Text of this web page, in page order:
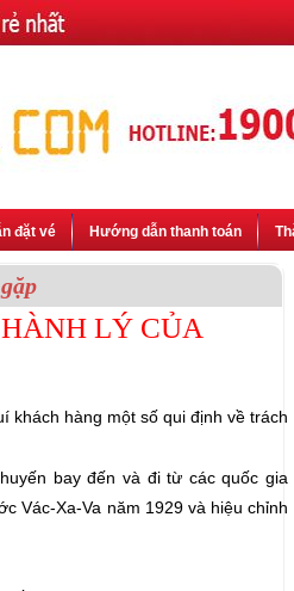
đặt vé Hướng dẫn thanh toán
LÝ CỦA
khách hàng một số qui định về trách
bay đến và đi từ các quốc gia
Vác-Xa-Va năm 1929 và hiệu chỉnh